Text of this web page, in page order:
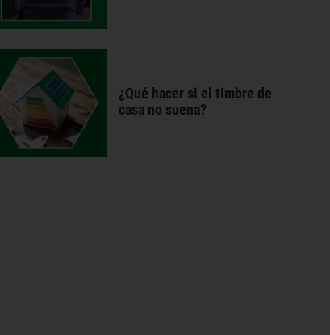
¿Qué hacer si el timbre de
casa no suena?